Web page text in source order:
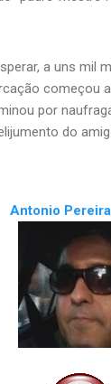
a uns mil
começou
por
do
Antonio